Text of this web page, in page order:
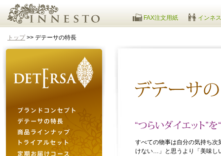
FAX注文用紙 インネ
トップ >> デテーサの特長
detersaブランドコンセプト
デテーサの特長
商品ラインナップ
すべての物事は自分の気持ち
けない…」と思うより「美味し